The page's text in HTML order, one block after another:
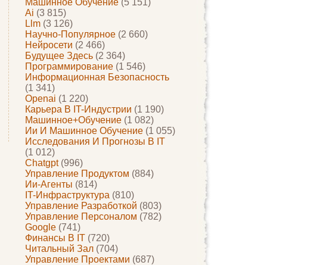
Машинное Обучение (5 151)
Ai (3 815)
Llm (3 126)
Научно-Популярное (2 660)
Нейросети (2 466)
Будущее Здесь (2 364)
Программирование (1 546)
Информационная Безопасность
(1 341)
Openai (1 220)
Карьера В IT-Индустрии (1 190)
Машинное+обучение (1 082)
Ии И Машинное Обучение (1 055)
Исследования И Прогнозы В IT
(1 012)
Chatgpt(996)
Управление Продуктом (884)
Ии-Агенты (814)
IT-Инфраструктура (810)
Управление Разработкой (803)
Управление Персоналом (782)
Google (741)
Финансы В IT (720)
Читальный Зал (704)
Управление Проектами (687)